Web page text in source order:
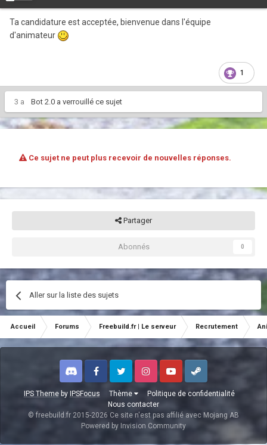
Ta candidature est acceptée, bienvenue dans l'équipe
d'animateur
1
3 a Bot 2.0 a verrouillé ce sujet
Ce sujet ne peut plus recevoir de nouvelles réponses.
Partager
Abonnés 0
Aller sur la liste des sujets
Accueil Forums Freebuild.fr | Le serveur Recrutement
IPS Themeby IPSFocus Thème
Politique de confidentialité
Nous contacter
Discord FacebookTwitter InstagramYoutubeSteam
© freebuild.fr 2015-2026 Ce site n'est pas affilié avec Mojang AB
Powered by Invision Community